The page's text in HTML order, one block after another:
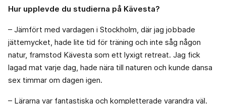
Hur upplevde du studierna på Kävesta?
– Jämfört med vardagen i Stockholm, där jag jobbade
jättemycket, hade lite tid för träning och inte såg någon
natur, framstod Kävesta som ett lyxigt retreat. Jag fick
lagad mat varje dag, hade nära till naturen och kunde dansa
sex timmar om dagen igen.
– Lärarna var fantastiska och kompletterade varandra väl.